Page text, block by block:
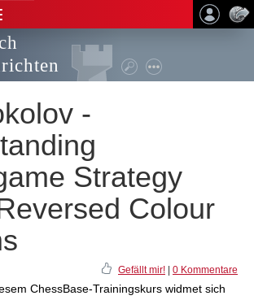
-
Strategy
Colour
Gefällt mir! 0 Kommentare
ChessBase-Trainingskurs widmet sich